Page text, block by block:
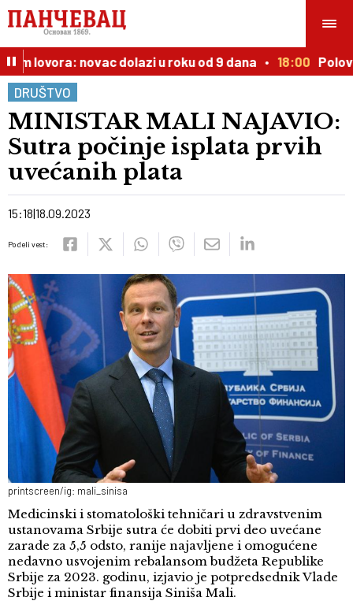
lovora: novac dolazi u roku od 9 dana 18:00
DRUŠTVO
MINISTAR MALI NAJAVIO:
Sutra počinje isplata prvih
uvećanih plata
15:18 18.09.2023
Podeli vest:
printscreen/ig: mali_sinisa
Medicinski i stomatološki tehničari u zdravstvenim
ustanovama Srbije sutra će dobiti prvi deo uvećane
zarade za 5,5 odsto, ranije najavljene i omogućene
nedavno usvojenim rebalansom budžeta Republike
Srbije za 2023. godinu, izjavio je potpredsednik Vlade
Srbije i ministar finansija Siniša Mali.